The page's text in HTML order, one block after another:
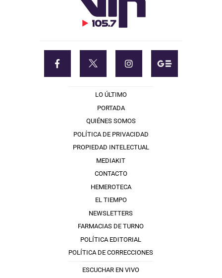
LO ÚLTIMO
PORTADA
QUIÉNES SOMOS
POLÍTICA DE PRIVACIDAD
PROPIEDAD INTELECTUAL
MEDIAKIT
CONTACTO
HEMEROTECA
EL TIEMPO
NEWSLETTERS
FARMACIAS DE TURNO
POLÍTICA EDITORIAL
POLÍTICA DE CORRECCIONES
ESCUCHAR EN VIVO